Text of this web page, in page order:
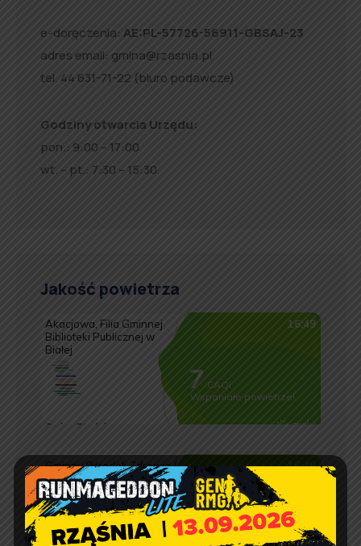
e-doręczenia: AE:PL-57726-56911-GBSAJ-23
adres email: gmina@rzasnia.pl
tel. 44 631-71-22 (biuro podawcze)
Godziny otwarcia Urzędu:
pon.: 9:00 – 17:00
wt. – pt.: 7:30 – 15:30
Jakość powietrza